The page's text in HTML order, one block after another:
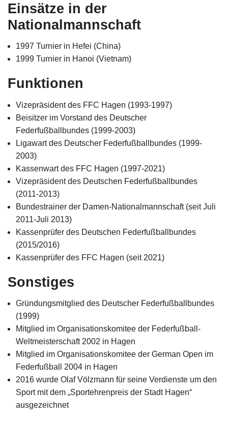
Einsätze in der
Nationalmannschaft
1997 Turnier in Hefei (China)
1999 Turnier in Hanoi (Vietnam)
Funktionen
Vizepräsident des FFC Hagen (1993-1997)
Beisitzer im Vorstand des Deutscher
Federfußballbundes (1999-2003)
Ligawart des Deutscher Federfußballbundes (1999-
2003)
Kassenwart des FFC Hagen (1997-2021)
Vizepräsident des Deutschen Federfußballbundes
(2011-2013)
Bundestrainer der Damen-Nationalmannschaft (seit Juli
2011-Juli 2013)
Kassenprüfer des Deutschen Federfußballbundes
(2015/2016)
Kassenprüfer des FFC Hagen (seit 2021)
Sonstiges
Gründungsmitglied des Deutscher Federfußballbundes
(1999)
Mitglied im Organisationskomitee der Federfußball-
Weltmeisterschaft 2002 in Hagen
Mitglied im Organisationskomitee der German Open im
Federfußball 2004 in Hagen
2016 wurde Olaf Völzmann für seine Verdienste um den
Sport mit dem „Sportehrenpreis der Stadt Hagen“
ausgezeichnet